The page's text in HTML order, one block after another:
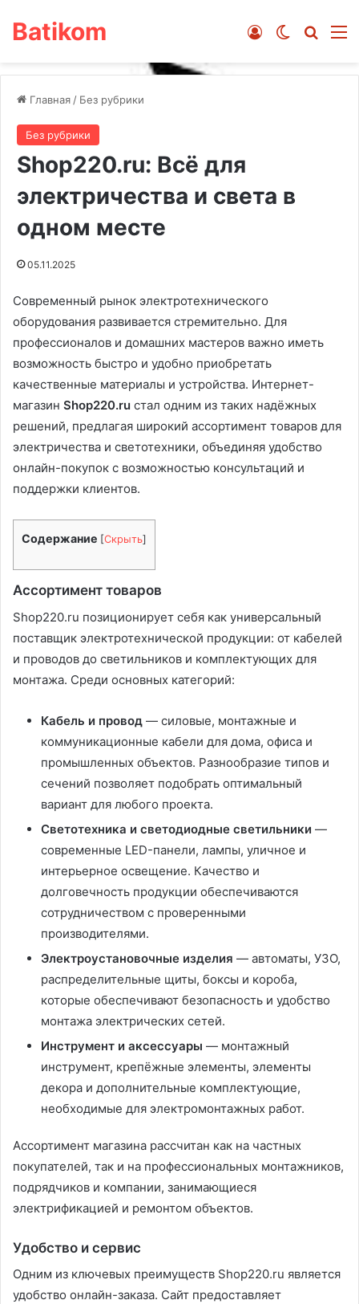
Batikom Switch skin
Войти
Главная / Без рубрики
Без рубрики
Shop220.ru: Всё для
электричества и света в
одном месте
05.11.2025
Современный рынок электротехнического
оборудования развивается стремительно. Для
профессионалов и домашних мастеров важно иметь
возможность быстро и удобно приобретать
качественные материалы и устройства. Интернет-
магазин Shop220.ru стал одним из таких надёжных
решений, предлагая широкий ассортимент товаров для
электричества и светотехники, объединяя удобство
онлайн-покупок с возможностью консультаций и
поддержки клиентов.
Содержание [Скрыть]
Ассортимент товаров
Shop220.ru позиционирует себя как универсальный
поставщик электротехнической продукции: от кабелей
и проводов до светильников и комплектующих для
монтажа. Среди основных категорий:
Кабель и провод — силовые, монтажные и
коммуникационные кабели для дома, офиса и
промышленных объектов. Разнообразие типов и
сечений позволяет подобрать оптимальный
вариант для любого проекта.
Светотехника и светодиодные светильники —
современные LED-панели, лампы, уличное и
интерьерное освещение. Качество и
долговечность продукции обеспечиваются
сотрудничеством с проверенными
производителями.
Электроустановочные изделия — автоматы, УЗО,
распределительные щиты, боксы и короба,
которые обеспечивают безопасность и удобство
монтажа электрических сетей.
Инструмент и аксессуары — монтажный
инструмент, крепёжные элементы, элементы
декора и дополнительные комплектующие,
необходимые для электромонтажных работ.
Ассортимент магазина рассчитан как на частных
покупателей, так и на профессиональных монтажников,
подрядчиков и компании, занимающиеся
электрификацией и ремонтом объектов.
Удобство и сервис
Одним из ключевых преимуществ Shop220.ru является
удобство онлайн-заказа. Сайт предоставляет